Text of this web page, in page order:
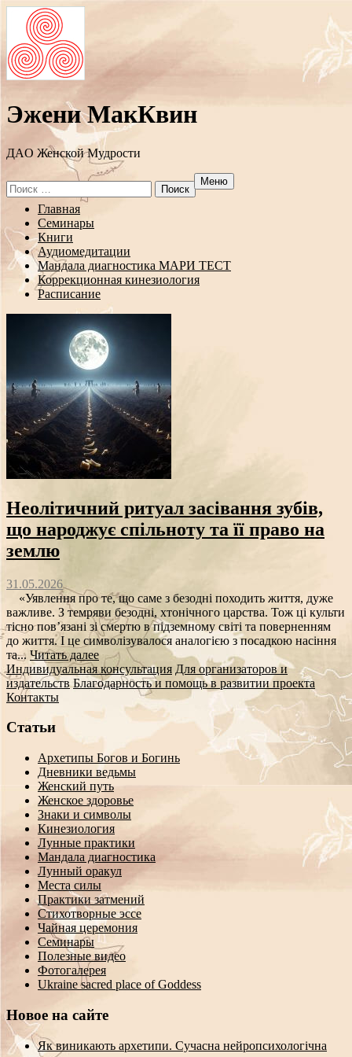
Эжени МакКвин
ДAO Женской Мудрости
Search
for:
Меню
Перейти
содержанию
Главная
Семинары
Книги
Аудиомедитации
Мандала диагностика МАРИ ТЕСТ
Коррекционная кинезиология
Расписание
Неолітичний ритуал засівання зубів,
що народжує спільноту та її право на
землю
31.05.2026
«Уявлення про те, що саме з безодні походить життя, дуже
важливе. З темряви безодні, хтонічного царства. Тож ці культи
тісно пов’язані зі смертю в підземному світі та поверненням
до життя. І це символізувалося аналогією з посадкою насіння
та... Читать далее
Индивидуальная консультация Для организаторов и
издательств Благодарность и помощь в развитии проекта
Контакты
Статьи
Архетипы Богов и Богинь
Дневники ведьмы
Женский путь
Женское здоровье
Знаки и символы
Кинезиология
Лунные практики
Мандала диагностика
Лунный оракул
Места силы
Практики затмений
Стихотворные эссе
Чайная церемония
Семинары
Полезные видео
Фотогалерея
Ukraine sacred place of Goddess
Новое на сайте
Як виникають архетипи. Сучасна нейропсихологічна